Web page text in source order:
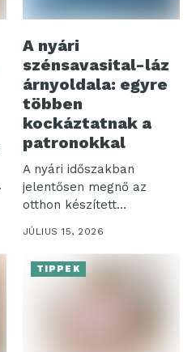
A nyári
szénsavasital-láz
árnyoldala: egyre
többen
kockáztatnak a
patronokkal
A nyári időszakban
jelentősen megnő az
otthon készített
szénsavas italok iránti
JÚLIUS 15, 2026
TIPPEK